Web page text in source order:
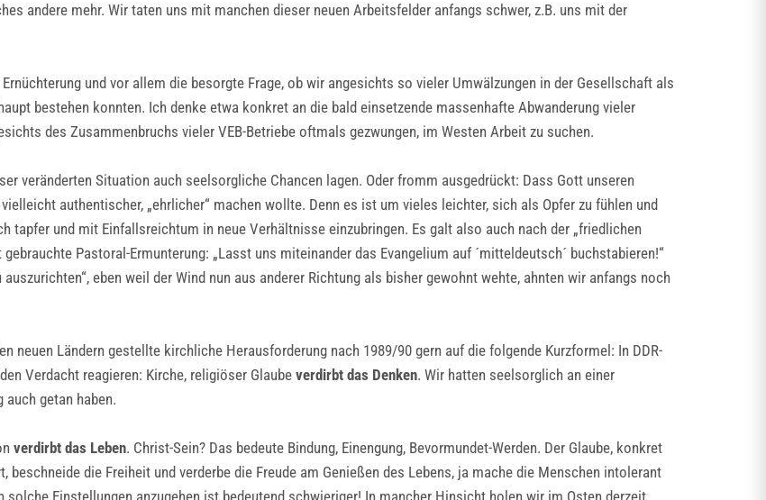
andere mehr. Wir taten uns mit manchen dieser neuen Arbeitsfelder anfangs schwer, z.B. uns mit der
und vor allem die besorgte Frage, ob wir angesichts so vieler Umwälzungen in der Gesellschaft als
bestehen konnten. Ich denke etwa konkret an die bald einsetzende massenhafte Abwanderung vieler
des Zusammenbruchs vieler VEB-Betriebe oftmals gezwungen, im Westen Arbeit zu suchen.
veränderten Situation auch seelsorgliche Chancen lagen. Oder fromm ausgedrückt: Dass Gott unseren
authentischer, „ehrlicher“ machen wollte. Denn es ist um vieles leichter, sich als Opfer zu fühlen und
tapfer und mit Einfallsreichtum in neue Verhältnisse einzubringen. Es galt also auch nach der „friedlichen
Pastoral-Ermunterung: „Lasst uns miteinander das Evangelium auf ´mitteldeutsch´ buchstabieren!“
eben weil der Wind nun aus anderer Richtung als bisher gewohnt wehte, ahnten wir anfangs noch
neuen Ländern gestellte kirchliche Herausforderung nach 1989/90 gern auf die folgende Kurzformel: In DDR-
Verdacht reagieren: Kirche, religiöser Glaube verdirbt das Denken. Wir hatten seelsorglich an einer
getan haben.
verdirbt das Leben. Christ-Sein? Das bedeute Bindung, Einengung, Bevormundet-Werden. Der Glaube, konkret
die Freiheit und verderbe die Freude am Genießen des Lebens, ja mache die Menschen intolerant
solche Einstellungen anzugehen ist bedeutend schwieriger! In mancher Hinsicht holen wir im Osten derzeit